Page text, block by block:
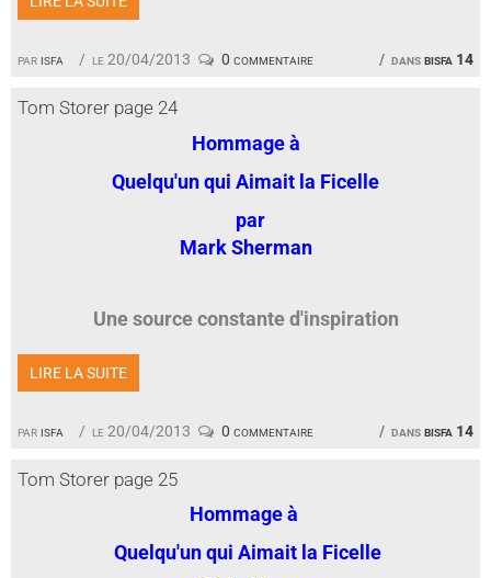
par isfa le 20/04/2013 dansbisfa 14
0 commentaire
Tom Storer page 24
par isfa le 20/04/2013 dansbisfa 14
0 commentaire
Hommage à
Quelqu'un qui Aimait la Ficelle
par
Mark Sherman
Une source constante d'inspiration
LIRE LA SUITE
Tom Storer page 25
Hommage à
Quelqu'un qui Aimait la Ficelle